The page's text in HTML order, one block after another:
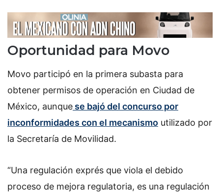
Oportunidad para Movo
Movo participó en la primera subasta para
obtener permisos de operación en Ciudad de
México, aunque se bajó del concurso por
inconformidades con el mecanismo utilizado por
la Secretaría de Movilidad.
“Una regulación exprés que viola el debido
proceso de mejora regulatoria, es una regulación